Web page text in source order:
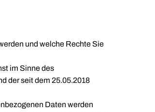
und welche Rechte Sie
im Sinne des
der seit dem 25.05.2018
Daten werden